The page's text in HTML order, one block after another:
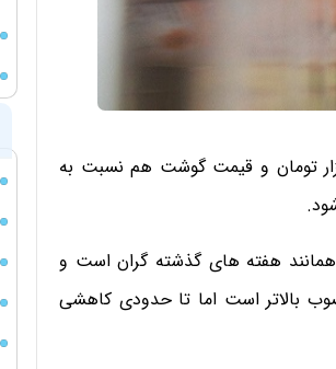
پروتئینی پرنوسان است قیمت مرغ از کیلویی 70 تا90 هزار تومان و قیمت گوشت هم نسبت به
هفته های گذشته گران است و
بالاتر است اما تا حدودی کاهشی